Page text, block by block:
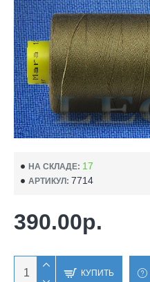
НА СКЛАДЕ: 17
АРТИКУЛ: 7714
390.00р.
КУПИТЬ